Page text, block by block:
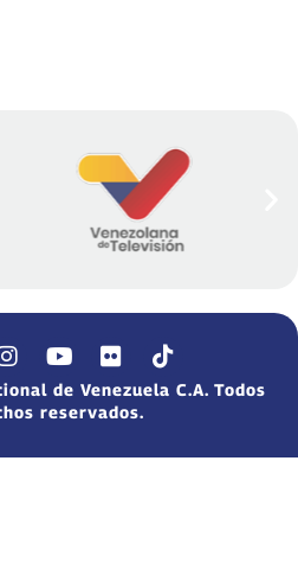
de Venezuela C.A. Todos
reservados.